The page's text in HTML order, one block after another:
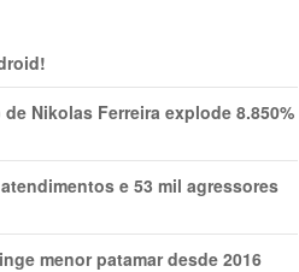
Nikolas Ferreira explode 8.850%
e 53 mil agressores
menor patamar desde 2016